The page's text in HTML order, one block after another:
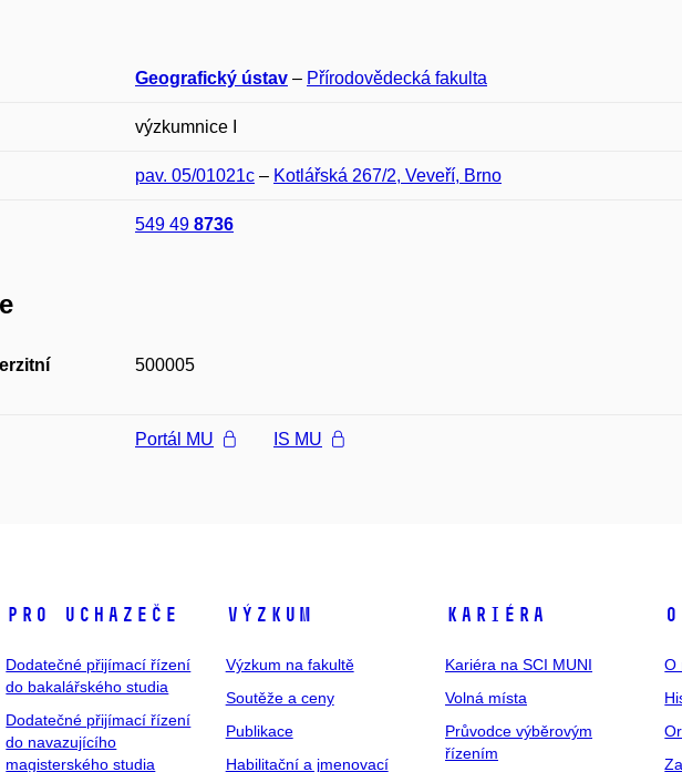
Geografický ústav – Přírodovědecká fakulta
výzkumnice I
pav. 05/01021c – Kotlářská 267/2, Veveří, Brno
549 49 8736
500005
Portál MU IS MU
Pro uchazeče
Dodatečné přijímací řízení
do bakalářského studia
Dodatečné přijímací řízení
do navazujícího
magisterského studia
Výzkum
Výzkum na fakultě
Soutěže a ceny
Publikace
Habilitační a jmenovací
Kariéra
Kariéra na SCI MUNI
Volná místa
Průvodce výběrovým
řízením
O